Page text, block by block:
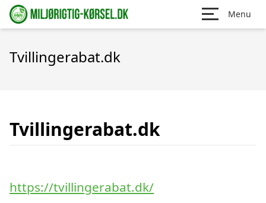
Menu
Tvillingerabat.dk
Tvillingerabat.dk
https://tvillingerabat.dk/